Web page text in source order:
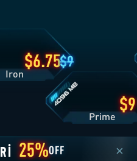
6.75
RI 25%OFF ×